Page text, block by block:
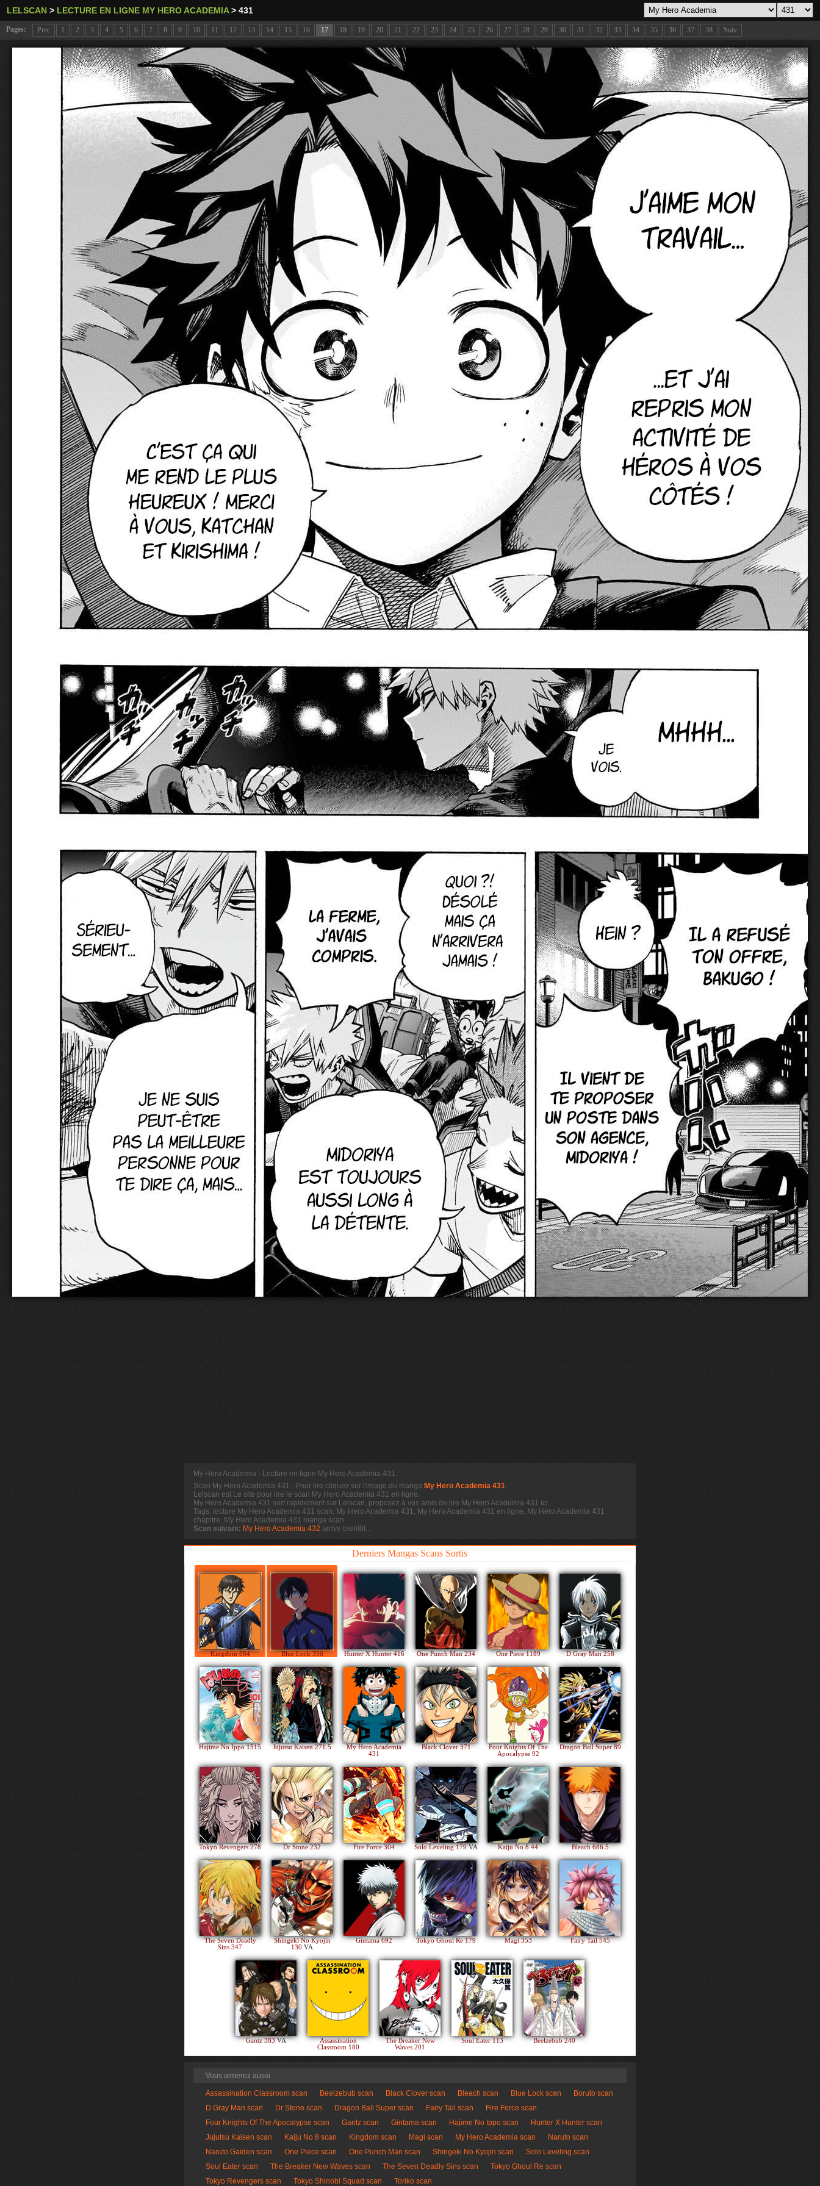
LELSCAN > LECTURE EN LIGNE MY HERO ACADEMIA > 431
Pages: Prec 1 2 3 4 5 6 7 8 9 10 11 12 13 14 15 16 17 18 19 20 21 22 23 24 25 26 27 28 29 30 31 32 33 34 35 36 37 38 Suiv
My Hero Academia - Lecture en ligne My Hero Academia 431
Scan My Hero Academia 431 . Pour lire cliquez sur l'image du manga My Hero Academia 431.
Lelscan est Le site pour lire le scan My Hero Academia 431 en ligne.
My Hero Academia 431 sort rapidement sur Lelscan, proposez à vos amis de lire My Hero Academia 431 ici
Tags: lecture My Hero Academia 431 scan, My Hero Academia 431, My Hero Academia 431 en ligne, My Hero Academia 431
chapitre, My Hero Academia 431 manga scan
Scan suivant: My Hero Academia 432 arrive bientôt...
Derniers Mangas Scans Sortis
Kingdom 884 Blue Lock 356 Hunter X Hunter 416 One Punch Man 234 One Piece 1189 D Gray Man 258
Hajime No Ippo 1515 Jujutsu Kaisen 271.5
My Hero Academia
431
Black Clover 371
Four Knights Of The
Apocalypse 92
Dragon Ball Super 89
Tokyo Revengers 278 Dr Stone 232 Fire Force 304 Solo Leveling 179VA Kaiju No 8 44 Bleach 686.5
The Seven Deadly
Sins 347
Shingeki No Kyojin
130 VA
Gintama 692 Tokyo Ghoul Re 179 Magi 353 Fairy Tail 545
Gantz 383VA
Assassination
Classroom 180
The Breaker New
Waves 201
Soul Eater 113 Beelzebub 240
Vous aimerez aussi
Assassination Classroom scan Beelzebub scan Black Clover scan Bleach scan Blue Lock scan
Boruto scan
D Gray Man scan
Dr Stone scan Dragon Ball Super scan Fairy Tail scan
Fire Force scan
Four Knights Of The Apocalypse scan
Gantz scan Gintama scan Hajime No Ippo scan
Hunter X Hunter scan
Jujutsu Kaisen scan
Kaiju No 8 scan Kingdom scan Magi scan My Hero Academia scan
Naruto scan
Naruto Gaiden scan
One Piece scan One Punch Man scan Shingeki No Kyojin scan
Solo Leveling scan
Soul Eater scan
The Breaker New Waves scan The Seven Deadly Sins scan
Tokyo Ghoul Re scan
Tokyo Revengers scan
Tokyo Shinobi Squad scan Toriko scan